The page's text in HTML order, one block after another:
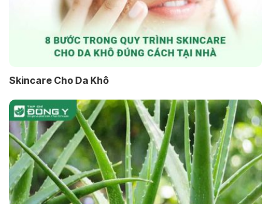
Skincare Cho Da Khô